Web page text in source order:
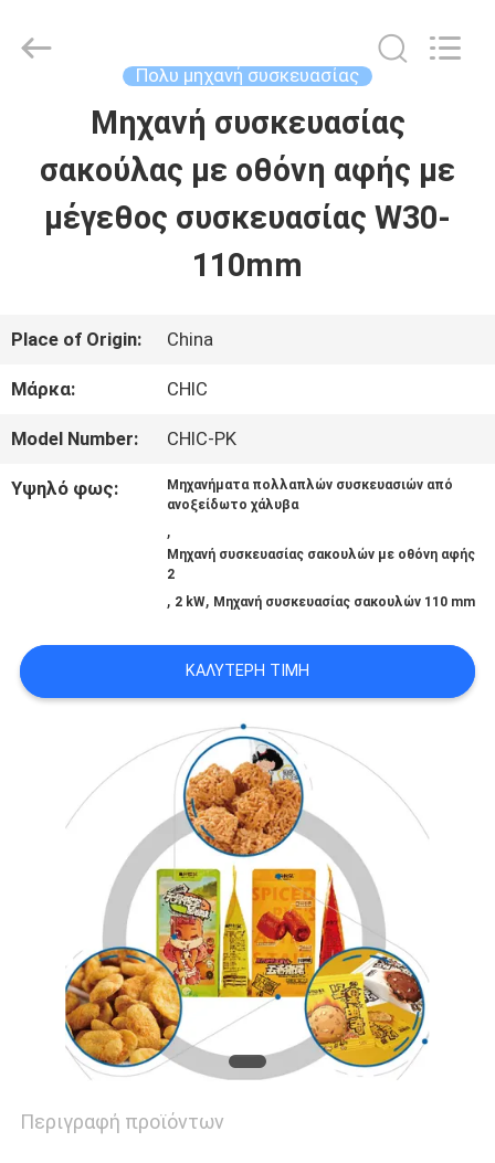
ΠΡΟΪΌΝΤΑ
ΜΕ
ΕΜΆΣ
ΣΤΟ
ΕΡΓΟΣΤΆΣΙΟ
ΠΟΙΌΤΗΤΑΣ
ΕΠΙΚΟΙΝΩΝΉΣΤΕ
ΜΑΖΊ
ΕΙΔΉΣΕΙΣ
ΥΠΟΘΈΣΕΙΣ
ΠΡΟΣΦΟΡΆ
Chic
Machinery
Πολυ μηχανή συσκευασίας
Μηχανή συσκευασίας
σακούλας με οθόνη αφής με
μέγεθος συσκευασίας W30-
110mm
Place of Origin: China
Μάρκα: CHIC
Model Number: CHIC-PK
Υψηλό φως:
Μηχανήματα πολλαπλών συσκευασιών από
ανοξείδωτο χάλυβα
,
Μηχανή συσκευασίας σακουλών με οθόνη αφής
2
, 2 kW, Μηχανή συσκευασίας σακουλών 110 mm
ΚΑΛΎΤΕΡΗ ΤΙΜΉ
Περιγραφή προϊόντων